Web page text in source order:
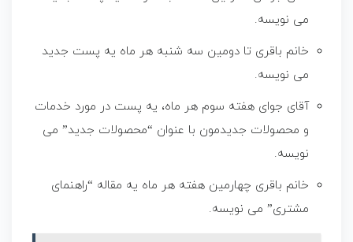
می نویسه.
خانم باقری تا دومین سه شنبه هر ماه یه پست جدید
می نویسه.
آقای جوای هفته سوم هر ماه، یه پست در مورد خدمات
و محصولات جدیدمون با عنوان “محصولات جدید” می
نویسه.
خانم باقری چهارمین هفته هر ماه یه مقاله “راهنمای
مشتری” می نویسه.